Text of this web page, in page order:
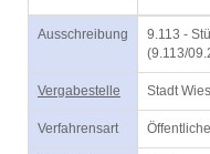
Ausschreibung
9.113 -
(9.113/
Vergabestelle Stadt
Verfahrensart